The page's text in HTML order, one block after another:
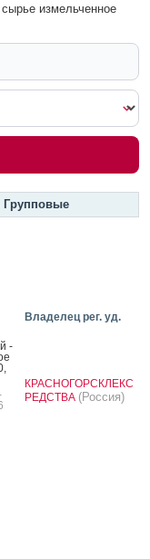
измельченное
Групповые
Владелец рег. уд.
-
КРАСНОГОРСКЛЕКС
РЕДСТВА (Россия)